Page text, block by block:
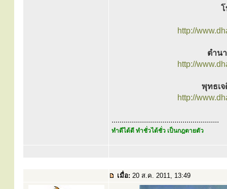
http://
ตำน
http://
พุทธเจ
http://
.....................................................
ทำดีได้ดี ทำชั่วได้ชั่ว เป็นกฎตายตัว
เมื่อ: 20 ส.ค. 2011, 13:49